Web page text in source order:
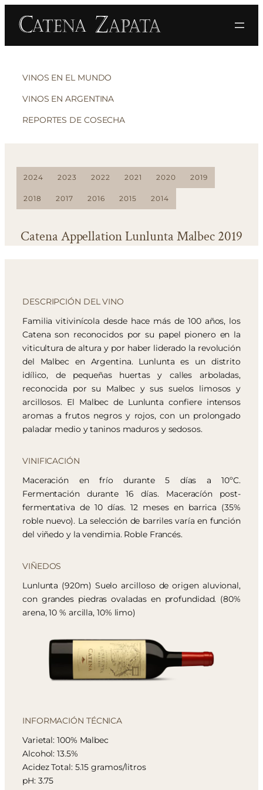
VINOS EN EL MUNDO
VINOS EN ARGENTINA
REPORTES DE COSECHA
2024 2023 2022 2021 2020 2019
2018 2017 2016 2015 2014
Catena Appellation Lunlunta Malbec 2019
DESCRIPCIÓN DEL VINO
Familia vitivinícola desde hace más de 100 años, los
Catena son reconocidos por su papel pionero en la
viticultura de altura y por haber liderado la revolución
del Malbec en Argentina. Lunlunta es un distrito
idílico, de pequeñas huertas y calles arboladas,
reconocida por su Malbec y sus suelos limosos y
arcillosos. El Malbec de Lunlunta confiere intensos
aromas a frutos negros y rojos, con un prolongado
paladar medio y taninos maduros y sedosos.
VINIFICACIÓN
Maceración en frío durante 5 días a 10ºC.
Fermentación durante 16 días. Maceracíón post-
fermentativa de 10 días. 12 meses en barrica (35%
roble nuevo). La selección de barriles varía en función
del viñedo y la vendimia. Roble Francés.
VIÑEDOS
Lunlunta (920m) Suelo arcilloso de origen aluvional,
con grandes piedras ovaladas en profundidad. (80%
arena, 10 % arcilla, 10% limo)
INFORMACIÓN TÉCNICA
Varietal: 100% Malbec
Alcohol: 13.5%
Acidez Total: 5.15 gramos/litros
pH: 3.75